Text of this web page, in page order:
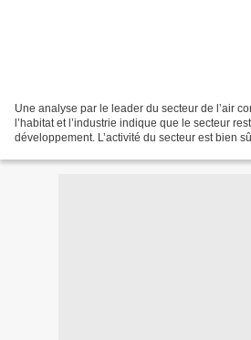
Une analyse par le leader du secteur de l’air
l’habitat et l’industrie indique que le secteur
développement. L’activité du secteur est bien